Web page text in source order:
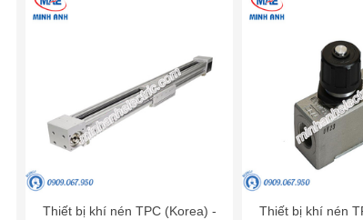
Thiết bị khí nén TPC (Korea) -
Thiết bị khí nén